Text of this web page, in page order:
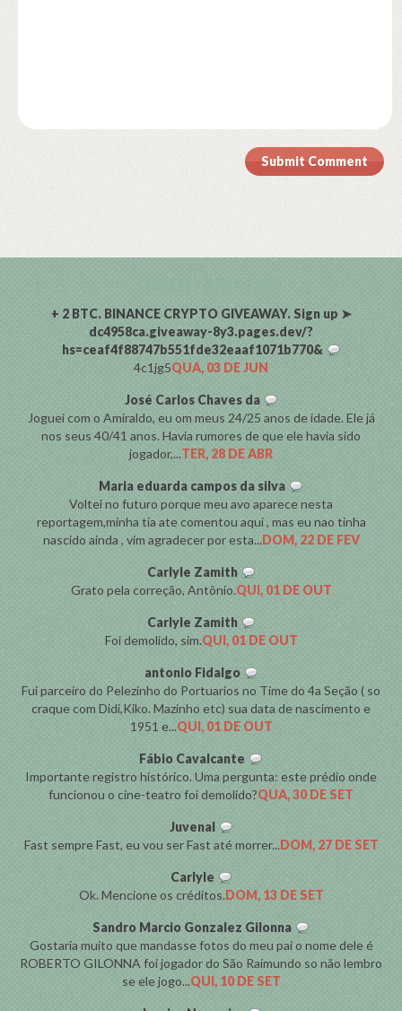
Submit Comment
+ 2 BTC. BINANCE CRYPTO GIVEAWAY. Sign up ➤
dc4958ca.giveaway-8y3.pages.dev/?
hs=ceaf4f88747b551fde32eaaf1071b770&
4c1jg5QUA, 03 DE JUN
José Carlos Chaves da
Joguei com o Amiraldo, eu om meus 24/25 anos de idade. Ele já
nos seus 40/41 anos. Havia rumores de que ele havia sido
jogador,...TER, 28 DE ABR
Maria eduarda campos da silva
Voltei no futuro porque meu avo aparece nesta
reportagem,minha tia ate comentou aqui , mas eu nao tinha
nascido ainda , vim agradecer por esta...DOM, 22 DE FEV
Carlyle Zamith
Grato pela correção, Antônio.QUI, 01 DE OUT
Carlyle Zamith
Foi demolido, sim.QUI, 01 DE OUT
antonio Fidalgo
Fui parceiro do Pelezinho do Portuarios no Time do 4a Seção ( so
craque com Didi,Kiko. Mazinho etc) sua data de nascimento e
1951 e...QUI, 01 DE OUT
Fábio Cavalcante
Importante registro histórico. Uma pergunta: este prédio onde
funcionou o cine-teatro foi demolido?QUA, 30 DE SET
Juvenal
Fast sempre Fast, eu vou ser Fast até morrer...DOM, 27 DE SET
Carlyle
Ok. Mencione os créditos.DOM, 13 DE SET
Sandro Marcio Gonzalez Gilonna
Gostaria muito que mandasse fotos do meu pai o nome dele é
ROBERTO GILONNA foi jogador do São Raimundo so não lembro
se ele jogo...QUI, 10 DE SET